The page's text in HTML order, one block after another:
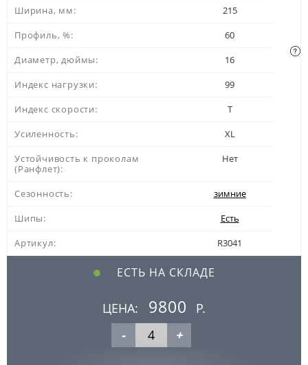
Ширина, мм:
215
Профиль, %:
60
Диаметр, дюймы:
16
Индекс нагрузки:
99
Индекс скорости:
T
Усиленность:
XL
Устойчивость к проколам
(Ранфлет):
Нет
Сезонность:
зимние
Шипы:
Есть
Артикул:
R3041
ЕСТЬ НА СКЛАДЕ
ЦЕНА: 9800
Р.
-
+